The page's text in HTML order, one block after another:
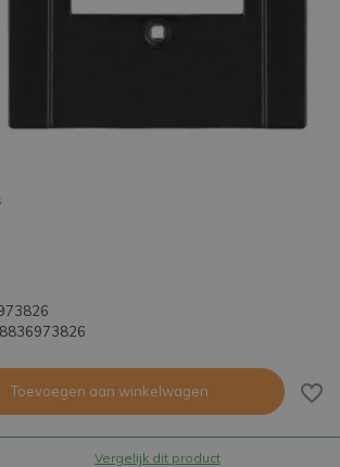
Toevoegen aan winkelwagen
Vergelijk dit product